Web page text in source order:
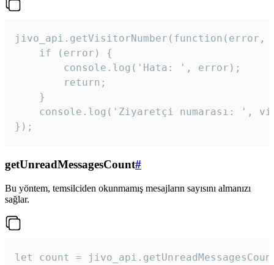
jivo_api.getVisitorNumber(function(error,
    if (error) {
        console.log('Hata: ', error);
        return;
    }
console.log('Ziyaretçi numarası: ',
});
getUnreadMessagesCount#
Bu yöntem, temsilciden okunmamış mesajların sayısını almanızı
sağlar.
let count =